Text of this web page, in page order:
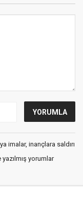
imalar, inançlara saldırı
yorumlar